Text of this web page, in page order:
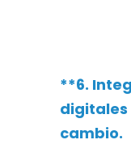
**6.
digitales
cambio.